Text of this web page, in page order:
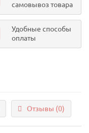
самовывоз товара
Удобные способы
оплаты
Отзывы (0)